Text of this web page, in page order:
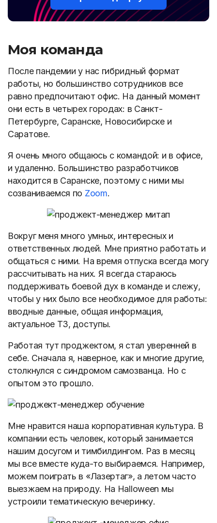
Моя команда
После пандемии у нас гибридный формат
работы, но большинство сотрудников все
равно предпочитают офис. На данный момент
они есть в четырех городах: в Санкт-
Петербурге, Саранске, Новосибирске и
Саратове.
Я очень много общаюсь с командой: и в офисе,
и удаленно. Большинство разработчиков
находится в Саранске, поэтому с ними мы
созваниваемся по Zoom.
Вокруг меня много умных, интересных и
ответственных людей. Мне приятно работать и
общаться с ними. На время отпуска всегда могу
рассчитывать на них. Я всегда стараюсь
поддерживать боевой дух в команде и слежу,
чтобы у них было все необходимое для работы:
вводные данные, общая информация,
актуальное ТЗ, доступы.
Работая тут проджектом, я стал уверенней в
себе. Сначала я, наверное, как и многие другие,
столкнулся с синдромом самозванца. Но с
опытом это прошло.
Мне нравится наша корпоративная культура. В
компании есть человек, который занимается
нашим досугом и тимбилдингом. Раз в месяц
мы все вместе куда-то выбираемся. Например,
можем поиграть в «Лазертаг», а летом часто
выезжаем на природу. На Halloween мы
устроили тематическую вечеринку.